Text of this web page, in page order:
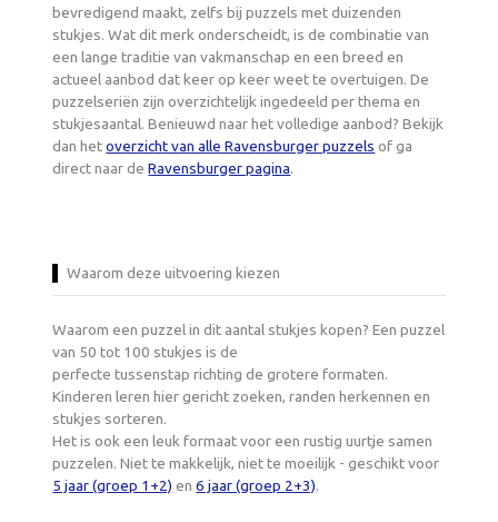
bevredigend maakt, zelfs bij puzzels met duizenden
stukjes. Wat dit merk onderscheidt, is de combinatie van
een lange traditie van vakmanschap en een breed en
actueel aanbod dat keer op keer weet te overtuigen. De
puzzelseriën zijn overzichtelijk ingedeeld per thema en
stukjesaantal. Benieuwd naar het volledige aanbod? Bekijk
dan hetoverzicht van alle Ravensburger puzzels of ga
direct naar deRavensburger pagina.
Waarom deze uitvoering kiezen
Waarom een puzzel in dit aantal stukjes kopen? Een puzzel
van 50 tot 100 stukjes is de
perfecte tussenstap richting de grotere formaten.
Kinderen leren hier gericht zoeken, randen herkennen en
stukjes sorteren.
Het is ook een leuk formaat voor een rustig uurtje samen
puzzelen. Niet te makkelijk, niet te moeilijk - geschikt voor
5 jaar (groep 1+2) en6 jaar (groep 2+3).